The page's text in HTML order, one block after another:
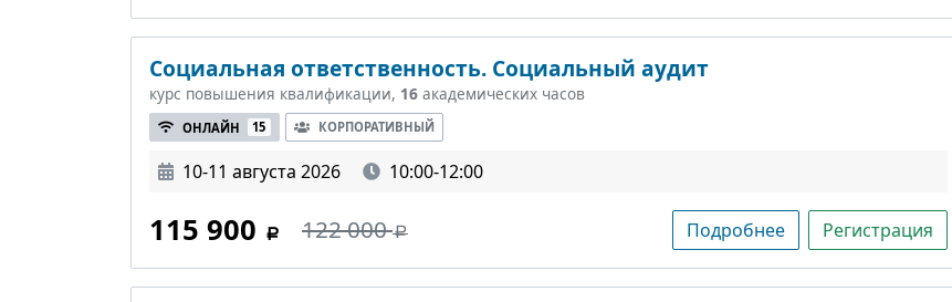
Социальная ответственность. Социальный аудит
курс повышения квалификации, 16 академических часов
ОНЛАЙН 15 КОРПОРАТИВНЫЙ
10-11 августа 2026 10:00-12:00
115 900 122 000 Подробнее Регистрация